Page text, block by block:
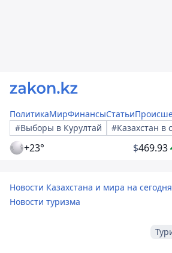
ПолитикаМирФинансыСтатьи
#Выборы в Курултай
#Казахстан в
+23° $469.93
Новости Казахстана и мира на сегодня
Новости туризма